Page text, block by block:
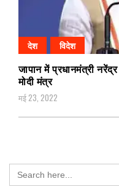
देश विदेश
जापान में प्रधानमंत्री
मोदी मंत्र
मई 23, 2022
Search
for: